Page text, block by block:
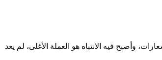
في عصرٍ لا تهدأ فيه الإشعارات، وأصبح فيه الانتباه هو العملة الأغلى، لم يعد